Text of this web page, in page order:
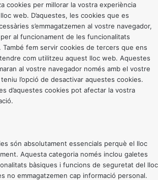
cookies per millorar la vostra experiència
web. D’aquestes, les cookies que es
s’emmagatzemen al vostre navegador,
al funcionament de les funcionalitats
També fem servir cookies de tercers que ens
com utilitzeu aquest lloc web. Aquestes
al vostre navegador només amb el vostre
l’opció de desactivar aquestes cookies.
d’aquestes cookies pot afectar la vostra
són absolutament essencials perquè el lloc
Aquesta categoria només inclou galetes
bàsiques i funcions de seguretat del lloc
no emmagatzemen cap informació personal.